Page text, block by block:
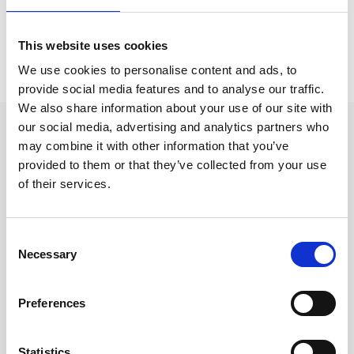
This website uses cookies
We use cookies to personalise content and ads, to
provide social media features and to analyse our traffic.
We also share information about your use of our site with
our social media, advertising and analytics partners who
may combine it with other information that you’ve
provided to them or that they’ve collected from your use
of their services.
Selection
Necessary
Preferences
Prishistorik
Lägsta pris senaste 30 dagarna är 89 kr (2026-08-07)
Andra tittade även på